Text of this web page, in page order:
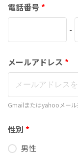
電話番号 *
-
メールアドレス *
Gmailまたはyahooメール
性別 *
男性